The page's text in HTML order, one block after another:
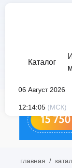
Каталог
06 Август 2026
12:14:05 (МСК)
главная /